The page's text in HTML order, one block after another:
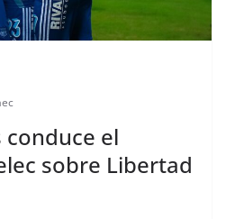
el
sobre Libertad